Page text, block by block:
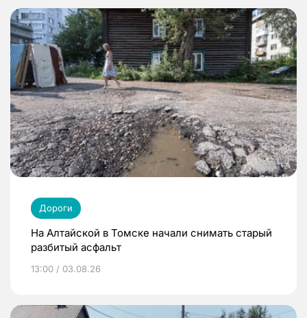
Дороги
На Алтайской в Томске начали снимать старый
разбитый асфальт
13:00 / 03.08.26